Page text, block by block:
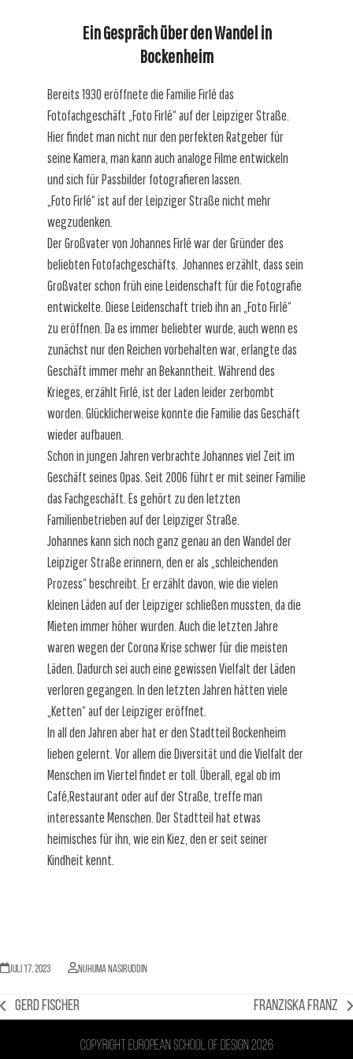
Ein Gespräch über den Wandel in
Bockenheim
Bereits 1930 eröffnete die Familie Firlé das
Fotofachgeschäft „Foto Firlé“ auf der Leipziger Straße.
Hier findet man nicht nur den perfekten Ratgeber für
seine Kamera, man kann auch analoge Filme entwickeln
und sich für Passbilder fotografieren lassen.
„Foto Firlé“ ist auf der Leipziger Straße nicht mehr
wegzudenken.
Der Großvater von Johannes Firlé war der Gründer des
beliebten Fotofachgeschäfts. Johannes erzählt, dass sein
Großvater schon früh eine Leidenschaft für die Fotografie
entwickelte. Diese Leidenschaft trieb ihn an „Foto Firlé“
zu eröffnen. Da es immer beliebter wurde, auch wenn es
zunächst nur den Reichen vorbehalten war, erlangte das
Geschäft immer mehr an Bekanntheit. Während des
Krieges, erzählt Firlé, ist der Laden leider zerbombt
worden. Glücklicherweise konnte die Familie das Geschäft
wieder aufbauen.
Schon in jungen Jahren verbrachte Johannes viel Zeit im
Geschäft seines Opas. Seit 2006 führt er mit seiner Familie
das Fachgeschäft. Es gehört zu den letzten
Familienbetrieben auf der Leipziger Straße.
Johannes kann sich noch ganz genau an den Wandel der
Leipziger Straße erinnern, den er als „schleichenden
Prozess“ beschreibt. Er erzählt davon, wie die vielen
kleinen Läden auf der Leipziger schließen mussten, da die
Mieten immer höher wurden. Auch die letzten Jahre
waren wegen der Corona Krise schwer für die meisten
Läden. Dadurch sei auch eine gewissen Vielfalt der Läden
verloren gegangen. In den letzten Jahren hätten viele
„Ketten“ auf der Leipziger eröffnet.
In all den Jahren aber hat er den Stadtteil Bockenheim
lieben gelernt. Vor allem die Diversität und die Vielfalt der
Menschen im Viertel findet er toll. Überall, egal ob im
Café,Restaurant oder auf der Straße, treffe man
interessante Menschen. Der Stadtteil hat etwas
heimisches für ihn, wie ein Kiez, den er seit seiner
Kindheit kennt.
Juli 17, 2023 Nijhuma Nasiruddin
vorheriger
Gerd Fischer
Nächster
Beitrag:
Franziska Franz
Copyright European school of design 2026